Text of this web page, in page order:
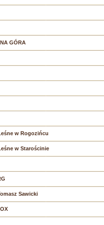
GÓRA
w Rogozińcu
w Starościnie
Sawicki